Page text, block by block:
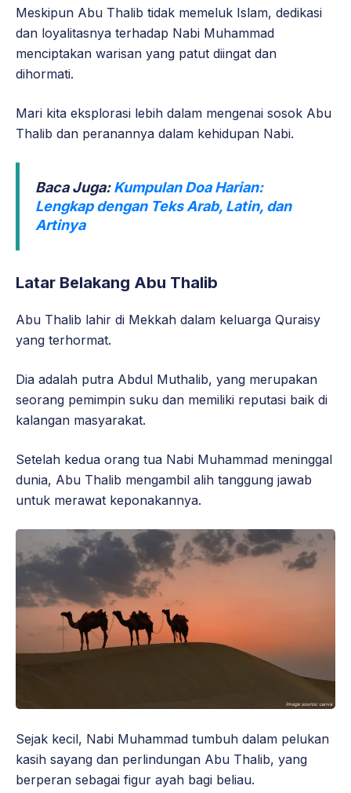
Meskipun Abu Thalib tidak memeluk Islam, dedikasi
dan loyalitasnya terhadap Nabi Muhammad
menciptakan warisan yang patut diingat dan
dihormati.
Mari kita eksplorasi lebih dalam mengenai sosok Abu
Thalib dan peranannya dalam kehidupan Nabi.
Baca Juga:Kumpulan Doa Harian:
Lengkap dengan Teks Arab, Latin, dan
Artinya
Latar Belakang Abu Thalib
Abu Thalib lahir di Mekkah dalam keluarga Quraisy
yang terhormat.
Dia adalah putra Abdul Muthalib, yang merupakan
seorang pemimpin suku dan memiliki reputasi baik di
kalangan masyarakat.
Setelah kedua orang tua Nabi Muhammad meninggal
dunia, Abu Thalib mengambil alih tanggung jawab
untuk merawat keponakannya.
Sejak kecil, Nabi Muhammad tumbuh dalam pelukan
kasih sayang dan perlindungan Abu Thalib, yang
berperan sebagai figur ayah bagi beliau.